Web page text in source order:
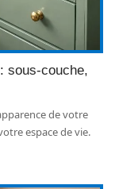
sous-couche,
de votre
espace de vie.